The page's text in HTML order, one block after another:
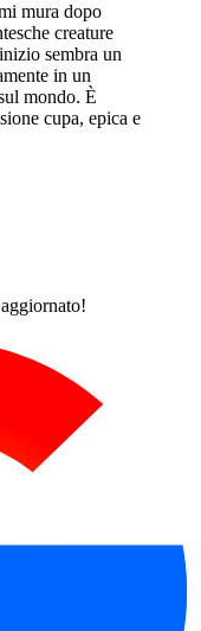
mura dopo
creature
sembra un
in un
mondo. È
cupa, epica e